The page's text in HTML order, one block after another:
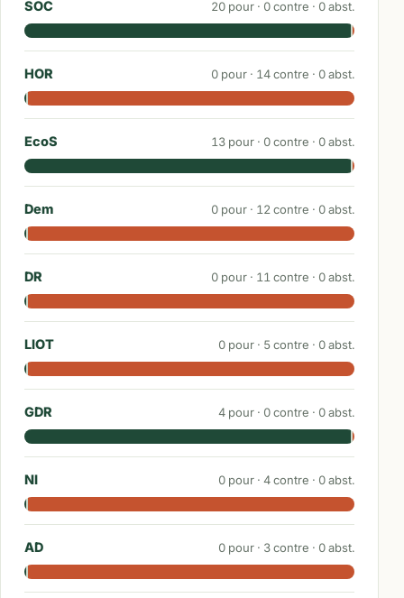
SOC 20 pour · 0contre · 0abst.
HOR 0 pour · 14contre · 0abst.
EcoS 13 pour · 0contre · 0abst.
Dem 0 pour · 12 contre · 0abst.
DR 0 pour · 11 contre · 0abst.
LIOT 0 pour · 5contre · 0abst.
GDR 4 pour · 0contre · 0abst.
NI 0 pour · 4contre · 0abst.
AD 0 pour · 3contre · 0abst.